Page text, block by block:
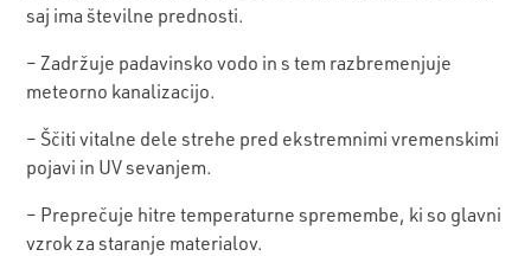
saj ima številne prednosti.
– Zadržuje padavinsko vodo in s tem razbremenjuje
meteorno kanalizacijo.
– Ščiti vitalne dele strehe pred ekstremnimi vremenskimi
pojavi in UV sevanjem.
– Preprečuje hitre temperaturne spremembe, ki so glavni
vzrok za staranje materialov.